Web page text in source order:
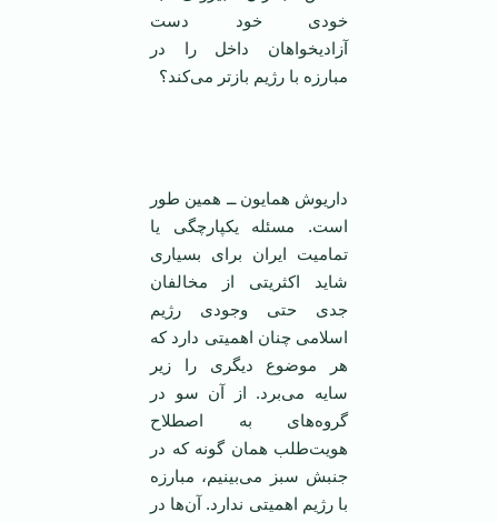
خودی خود دست
آزادیخواهان داخل را در
مبارزه با رژیم باز‌تر می‌کند؟
داریوش همایون ــ همین طور
است. مسئله یکپارچگی یا
تمامیت ایران برای بسیاری
شاید اکثریتی از مخالفان
جدی حتی وجودی رژیم
اسلامی‌ چنان اهمیتی دارد که
هر موضوع دیگری را زیر
سایه می‌برد. از آن سو در
گروه‌های به اصطلاح
هویت‌طلب‌‌ همان گونه که در
جنبش سبز می‌بینیم، مبارزه
با رژیم اهمیتی ندارد. آن‌ها در